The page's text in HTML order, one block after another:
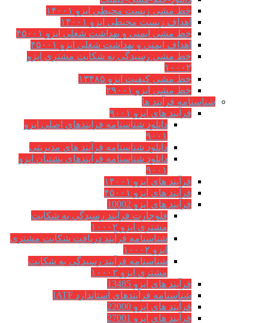
خط مشی زیست محیطی ایزو ۱۴۰۰۱
اهداف زیست محیطی ایزو ۱۴۰۰۱
خط مشی ایمنی و بهداشت شغلی ایزو ۴۵۰۰۱
اهداف ایمنی و بهداشت شغلی ایزو ۴۵۰۰۱
خط مشی رسیدگی به شکایت مشتری ایزو
۱۰۰۰۲
خط مشی کیفیت ایزو ۱۳۴۸۵
خط مشی ایزو ۲۹۰۰۱
شناسنامه فرآیند ها
فرآیند های ایزو ۹۰۰۱
دانلود شناسنامه فرایندهای اصلی ایزو
۹۰۰۱
دانلود شناسنامه فرآیند های مدیریتی
دانلود شناسنامه فرآیندهای پشتیان ایزو
۹۰۰۱
فرآیند های ایزو ۱۴۰۰۱
فرآیند های ایزو ۴۵۰۰۱
فرآیند های ایزو 10002
فلوچارت فرآیند رسیدگی به شکایت
مشتری ایزو ۱۰۰۰۲
شناسنامه فرآیند دریافت شکایت مشتری
ایزو ۱۰۰۰۲
شناسنامه فرآیند رسیدگی به شکایت
مشتری ایزو ۱۰۰۰۲
فرآیند های ایزو 13485
شناسنامه فرآیندهای استاندارد IATF
فرآیند های ایزو 22000
فرآیند های ایزو 27001